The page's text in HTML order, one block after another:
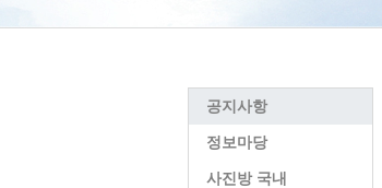
공지사항
정보마당
사진방 국내